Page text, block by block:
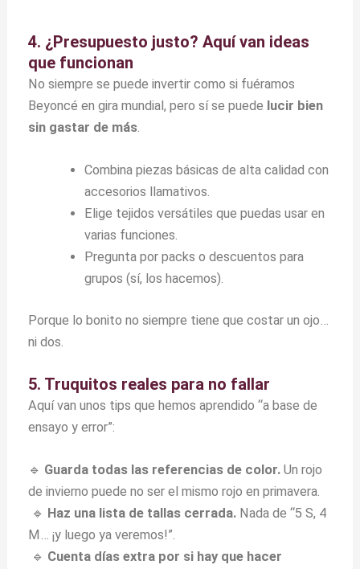
4. ¿Presupuesto justo? Aquí van ideas
que funcionan
No siempre se puede invertir como si fuéramos
Beyoncé en gira mundial, pero sí se puede lucir bien
sin gastar de más.
Combina piezas básicas de alta calidad con
accesorios llamativos.
Elige tejidos versátiles que puedas usar en
varias funciones.
Pregunta por packs o descuentos para
grupos (sí, los hacemos).
Porque lo bonito no siempre tiene que costar un ojo…
ni dos.
5. Truquitos reales para no fallar
Aquí van unos tips que hemos aprendido “a base de
ensayo y error”:
🔹 Guarda todas las referencias de color. Un rojo
de invierno puede no ser el mismo rojo en primavera.
🔹 Haz una lista de tallas cerrada. Nada de “5 S, 4
M… ¡y luego ya veremos!”.
🔹 Cuenta días extra por si hay que hacer